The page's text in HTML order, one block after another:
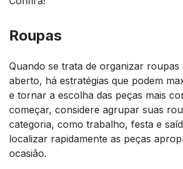
Roupas
Quando se trata de organizar roupas
aberto, há estratégias que podem
e tornar a escolha das peças mais
começar, considere agrupar suas
categoria, como trabalho, festa e
localizar rapidamente as peças
ocasião.